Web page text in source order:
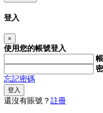
登入
×
使用您的帳號登入
忘記密碼
登入
還沒有賬號？ 註冊